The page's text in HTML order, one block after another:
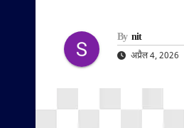
By nit
अप्रैल 4, 2026